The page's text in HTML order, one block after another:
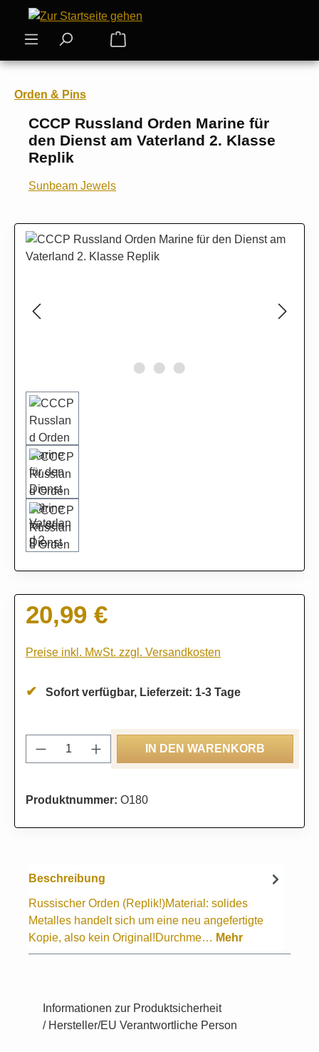
Zum Hauptinhalt springen
Warenkorb enthält 0 Positionen.
Orden & Pins
CCCP Russland Orden Marine für
den Dienst am Vaterland 2. Klasse
Replik
Sunbeam Jewels
Bildergalerie überspringen
Regulärer Preis:
20,99 €
Preise inkl. MwSt. zzgl. Versandkosten
Sofort verfügbar, Lieferzeit: 1-3 Tage
Produkt Anzahl: Gib den gewünschten
IN DEN WARENKORB
Produktnummer: O180
Beschreibung
Russischer Orden (Replik!)Material: solides
Metalles handelt sich um eine neu angefertigte
Kopie, also kein Original!Durchme… Mehr
Informationen zur Produktsicherheit
/ Hersteller/EU Verantwortliche Person